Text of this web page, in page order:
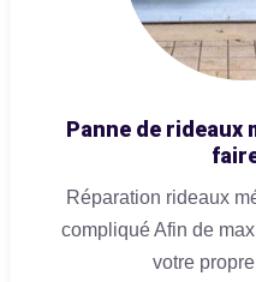
Panne de rideaux
Réparation rideaux
compliqué Afin de
votre